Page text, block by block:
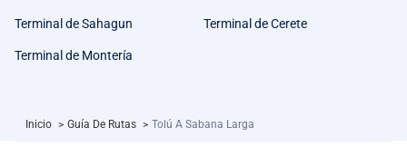
Terminal de Sahagun Terminal de Cerete
Terminal de Montería
Inicio > Guía De Rutas > Tolú A Sabana Larga